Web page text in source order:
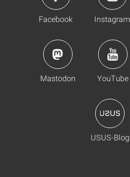
Facebook Instagram
Mastodon YouTube
USUS-Blog